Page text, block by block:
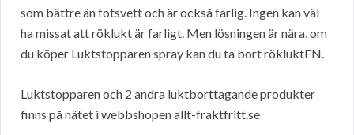
som bättre än fotsvett och är också farlig. Ingen kan väl
ha missat att röklukt är farligt. Men lösningen är nära, om
du köper Luktstopparen spray kan du ta bort rökluktEN.
Luktstopparen och 2 andra luktborttagande produkter
finns på nätet i webbshopen allt-fraktfritt.se